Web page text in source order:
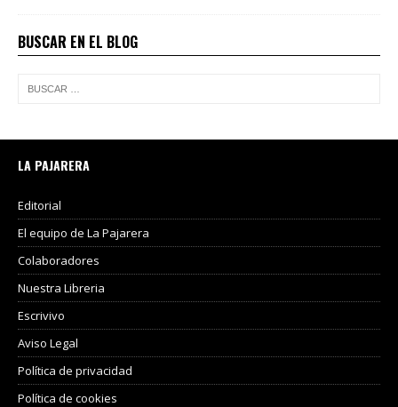
BUSCAR EN EL BLOG
LA PAJARERA
Editorial
El equipo de La Pajarera
Colaboradores
Nuestra Libreria
Escrivivo
Aviso Legal
Política de privacidad
Política de cookies